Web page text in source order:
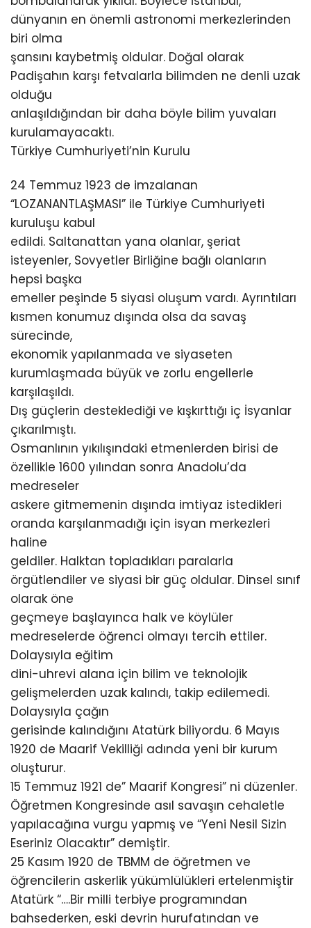
dünyanın en önemli astronomi merkezlerinden
biri olma
şansını kaybetmiş oldular. Doğal olarak
Padişahın karşı fetvalarla bilimden ne denli uzak
olduğu
anlaşıldığından bir daha böyle bilim yuvaları
kurulamayacaktı.
Türkiye Cumhuriyeti’nin Kurulu
24 Temmuz 1923 de imzalanan
“LOZANANTLAŞMASI” ile Türkiye Cumhuriyeti
kuruluşu kabul
edildi. Saltanattan yana olanlar, şeriat
isteyenler, Sovyetler Birliğine bağlı olanların
hepsi başka
emeller peşinde 5 siyasi oluşum vardı. Ayrıntıları
kısmen konumuz dışında olsa da savaş
sürecinde,
ekonomik yapılanmada ve siyaseten
kurumlaşmada büyük ve zorlu engellerle
karşılaşıldı.
Dış güçlerin desteklediği ve kışkırttığı iç İsyanlar
çıkarılmıştı.
Osmanlının yıkılışındaki etmenlerden birisi de
özellikle 1600 yılından sonra Anadolu’da
medreseler
askere gitmemenin dışında imtiyaz istedikleri
oranda karşılanmadığı için isyan merkezleri
haline
geldiler. Halktan topladıkları paralarla
örgütlendiler ve siyasi bir güç oldular. Dinsel sınıf
olarak öne
geçmeye başlayınca halk ve köylüler
medreselerde öğrenci olmayı tercih ettiler.
Dolaysıyla eğitim
dini-uhrevi alana için bilim ve teknolojik
gelişmelerden uzak kalındı, takip edilemedi.
Dolaysıyla çağın
gerisinde kalındığını Atatürk biliyordu. 6 Mayıs
1920 de Maarif Vekilliği adında yeni bir kurum
oluşturur.
15 Temmuz 1921 de” Maarif Kongresi” ni düzenler.
Öğretmen Kongresinde asıl savaşın cehaletle
yapılacağına vurgu yapmış ve “Yeni Nesil Sizin
Eseriniz Olacaktır” demiştir.
25 Kasım 1920 de TBMM de öğretmen ve
öğrencilerin askerlik yükümlülükleri ertelenmiştir
Atatürk “….Bir milli terbiye programından
bahsederken, eski devrin hurufatından ve